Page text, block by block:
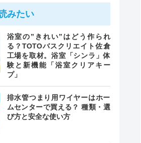
みたい
浴室の”きれい”はどう作られ
る？TOTOバスクリエイト佐倉
工場を取材。浴室「シンラ」体
験と新機能「浴室クリアキー
プ」
排水管つまり用ワイヤーはホー
ムセンターで買える？ 種類・選
び方と安全な使い方